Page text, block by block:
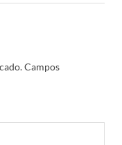
Campos